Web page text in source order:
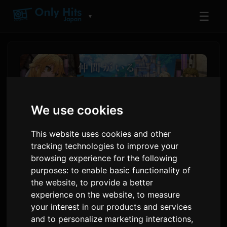
We use cookies
This website uses cookies and other
tracking technologies to improve your
browsing experience for the following
purposes:to enable basic functionality of
the website,to provide a better
experience on the website,to measure
your interest in our products and services
and to personalize marketing interactions,
▼ ☰
‘Leave This to Me and Go
Ahead’-animeen er lagt til to
nye stemmeskuespillere